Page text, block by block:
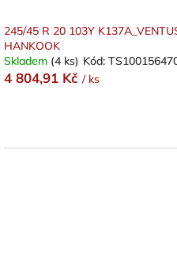
245/45 R 20 103Y
HANKOOK
Skladem (4 ks) Kód:
4 804,91 Kč / ks